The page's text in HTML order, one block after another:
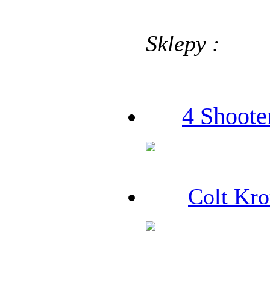
Sklepy :
4
Colt